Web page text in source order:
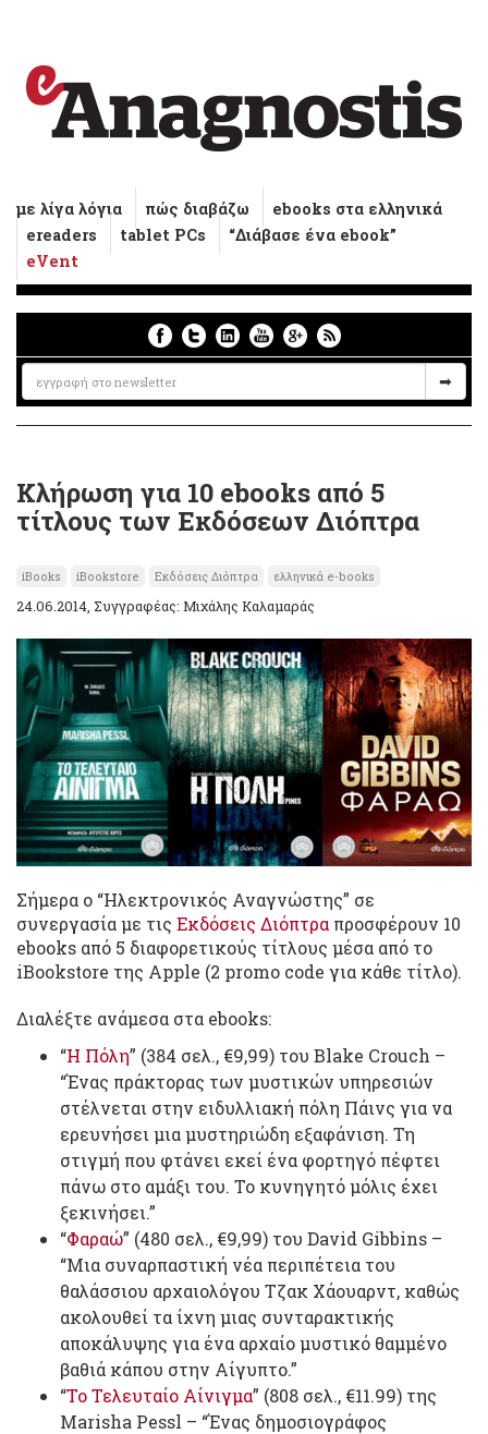
με λίγα λόγια πώς διαβάζω
ebooks στα ελληνικά
ereaders
tablet PCs
“Διάβασε ένα ebook”
eVent
Κλήρωση για 10 ebooks από 5
τίτλους των Εκδόσεων Διόπτρα
iBooks iBookstore Εκδόσεις Διόπτρα ελληνικά e-books
24.06.2014, Συγγραφέας: Μιχάλης Καλαμαράς
Σήμερα ο “Ηλεκτρονικός Αναγνώστης” σε
συνεργασία με τις Εκδόσεις Διόπτρα προσφέρουν 10
ebooks από 5 διαφορετικούς τίτλους μέσα από το
iBookstore της Apple (2 promo code για κάθε τίτλο).
Διαλέξτε ανάμεσα στα ebooks:
“Η Πόλη” (384 σελ., €9,99) του Blake Crouch –
“Ένας πράκτορας των μυστικών υπηρεσιών
στέλνεται στην ειδυλλιακή πόλη Πάινς για να
ερευνήσει μια μυστηριώδη εξαφάνιση. Τη
στιγμή που φτάνει εκεί ένα φορτηγό πέφτει
πάνω στο αμάξι του. Το κυνηγητό μόλις έχει
ξεκινήσει.”
“Φαραώ” (480 σελ., €9,99) του David Gibbins –
“Μια συναρπαστική νέα περιπέτεια του
θαλάσσιου αρχαιολόγου Τζακ Χάουαρντ, καθώς
ακολουθεί τα ίχνη μιας συνταρακτικής
αποκάλυψης για ένα αρχαίο μυστικό θαμμένο
βαθιά κάπου στην Αίγυπτο.”
“Το Τελευταίο Αίνιγμα” (808 σελ., €11.99) της
Marisha Pessl – “Ένας δημοσιογράφος